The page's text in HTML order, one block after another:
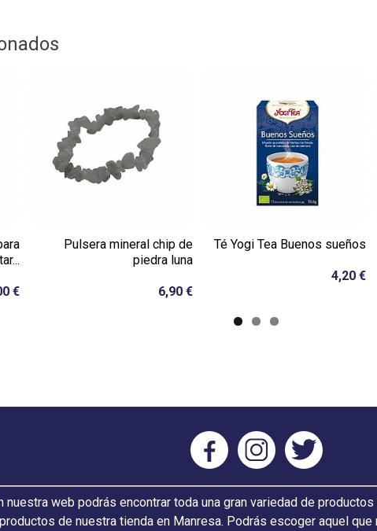
€
Pulsera mineral chip de
piedra luna
6,90 €
Té Yogi Tea Buenos sueños
4,20 €
nuestra web podrás encontrar toda una gran variedad de
de nuestra tienda en Manresa. Podrás escoger aquel